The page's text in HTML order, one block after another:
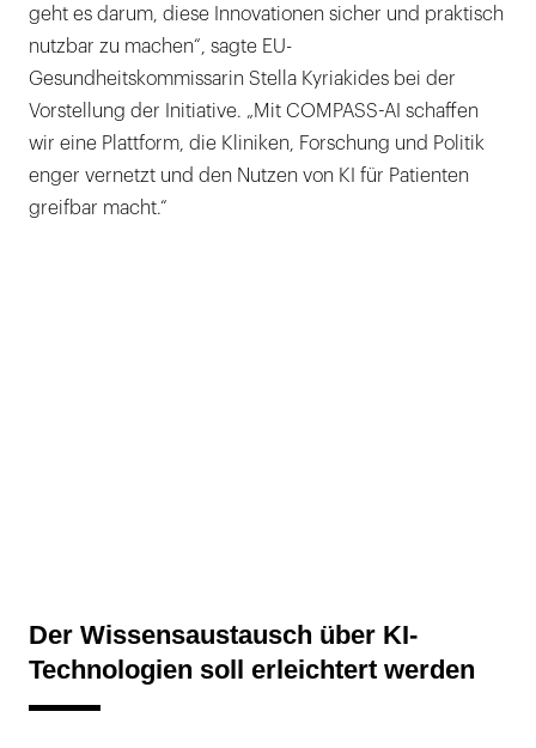
geht es darum, diese Innovationen sicher und praktisch
nutzbar zu machen“, sagte EU-
Gesundheitskommissarin Stella Kyriakides bei der
Vorstellung der Initiative. „Mit COMPASS-AI schaffen
wir eine Plattform, die Kliniken, Forschung und Politik
enger vernetzt und den Nutzen von KI für Patienten
greifbar macht.“
Der Wissensaustausch über KI-
Technologien soll erleichtert werden